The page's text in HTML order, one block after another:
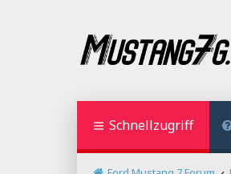
Schnellzugriff